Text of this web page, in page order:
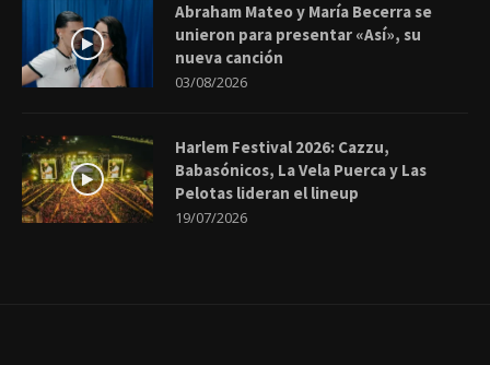
Abraham Mateo y María Becerra se
unieron para presentar «Así», su
nueva canción
03/08/2026
Harlem Festival 2026: Cazzu,
Babasónicos, La Vela Puerca y Las
Pelotas lideran el lineup
19/07/2026